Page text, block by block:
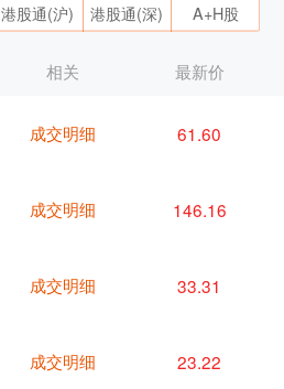
港股通(沪) 港股通(深) A+H股
相关 最新价
成交明细 61.60
成交明细 146.16
成交明细 33.31
成交明细 23.22